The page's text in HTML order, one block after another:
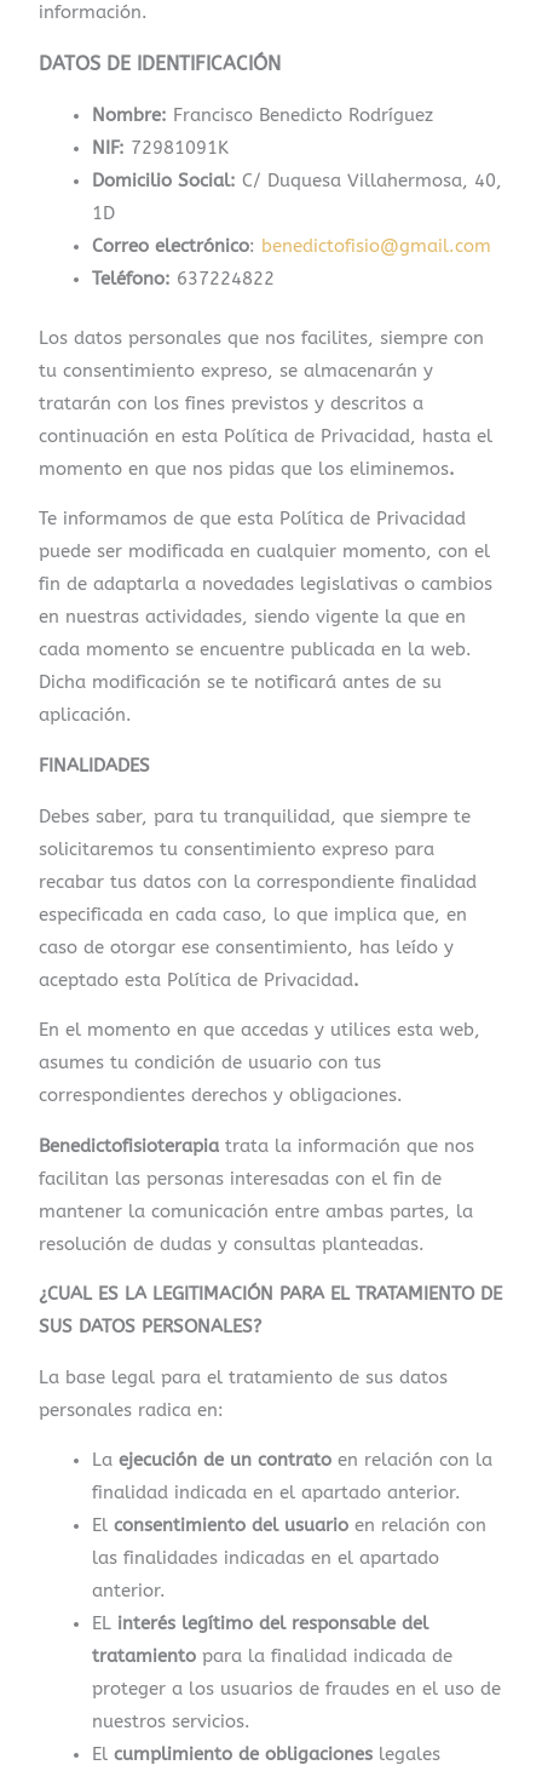
información.
DATOS DE IDENTIFICACIÓN
Nombre: Francisco Benedicto Rodríguez
NIF: 72981091K
Domicilio Social: C/ Duquesa Villahermosa, 40,
1D
Correo electrónico: benedictofisio@gmail.com
Teléfono: 637224822
Los datos personales que nos facilites, siempre con
tu consentimiento expreso, se almacenarán y
tratarán con los fines previstos y descritos a
continuación en esta Política de Privacidad, hasta el
momento en que nos pidas que los eliminemos.
Te informamos de que esta Política de Privacidad
puede ser modificada en cualquier momento, con el
fin de adaptarla a novedades legislativas o cambios
en nuestras actividades, siendo vigente la que en
cada momento se encuentre publicada en la web.
Dicha modificación se te notificará antes de su
aplicación.
FINALIDADES
Debes saber, para tu tranquilidad, que siempre te
solicitaremos tu consentimiento expreso para
recabar tus datos con la correspondiente finalidad
especificada en cada caso, lo que implica que, en
caso de otorgar ese consentimiento, has leído y
aceptado esta Política de Privacidad.
En el momento en que accedas y utilices esta web,
asumes tu condición de usuario con tus
correspondientes derechos y obligaciones.
Benedictofisioterapia trata la información que nos
facilitan las personas interesadas con el fin de
mantener la comunicación entre ambas partes, la
resolución de dudas y consultas planteadas.
¿CUAL ES LA LEGITIMACIÓN PARA EL TRATAMIENTO DE
SUS DATOS PERSONALES?
La base legal para el tratamiento de sus datos
personales radica en:
Laejecución de un contrato en relación con la
finalidad indicada en el apartado anterior.
Elconsentimiento del usuario en relación con
las finalidades indicadas en el apartado
anterior.
EL interés legítimo del responsable del
tratamiento para la finalidad indicada de
proteger a los usuarios de fraudes en el uso de
nuestros servicios.
Elcumplimiento de obligaciones legales